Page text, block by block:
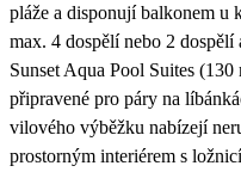
pláže a disponují balkonem u
max. 4 dospělí nebo 2 dospělí
Sunset Aqua Pool Suites
připravené pro páry na
vilového výběžku nabízejí
prostorným interiérem s